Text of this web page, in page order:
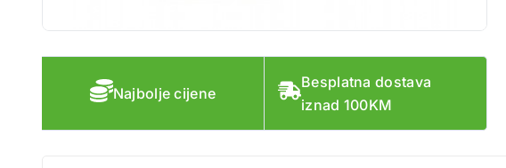
Najbolje cijene
Besplatna dostava
iznad 100KM